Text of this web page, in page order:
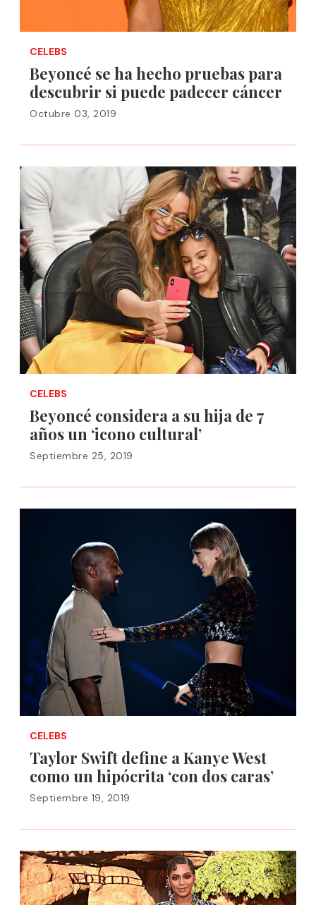
CELEBS
Beyoncé se ha hecho pruebas para
descubrir si puede padecer cáncer
Octubre 03, 2019
CELEBS
Beyoncé considera a su hija de 7
años un ‘icono cultural’
Septiembre 25, 2019
CELEBS
Taylor Swift define a Kanye West
como un hipócrita ‘con dos caras’
Septiembre 19, 2019